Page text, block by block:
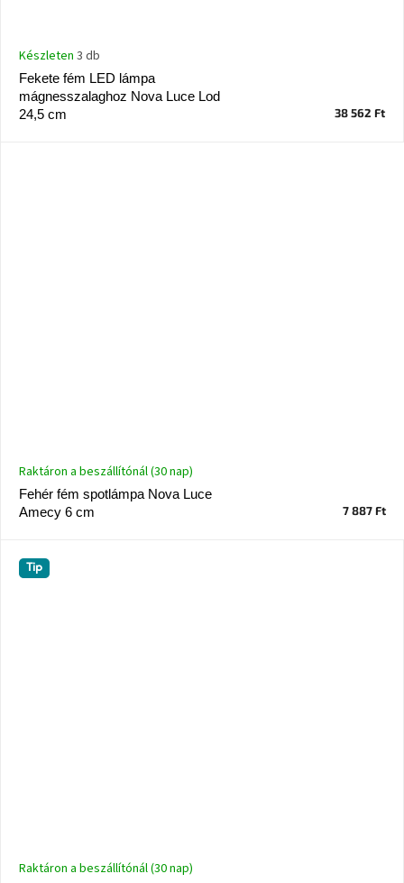
Fekete fém LED lámpa
mágnesszalaghoz Nova Luce Lod
24,5 cm
Készleten 3 db
38 562 Ft
Fehér fém spotlámpa Nova Luce
Amecy 6 cm
Raktáron a beszállítónál (30 nap)
7 887 Ft
Tip
Raktáron a beszállítónál (30 nap)